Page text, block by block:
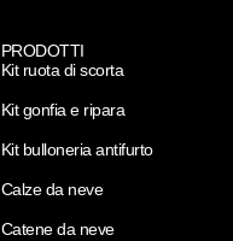
PRODOTTI
Kit ruota di scorta
Kit gonfia e ripara
Kit bulloneria antifurto
Calze da neve
Catene da neve